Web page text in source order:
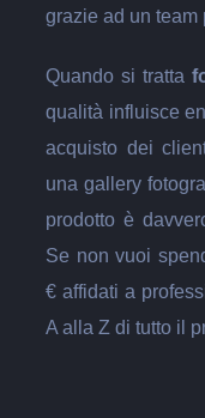
grazie ad un team
Quando si tratta
qualità influisce
acquisto dei
una gallery
prodotto è
Se non vuoi
€ affidati a
A alla Z di tutto il